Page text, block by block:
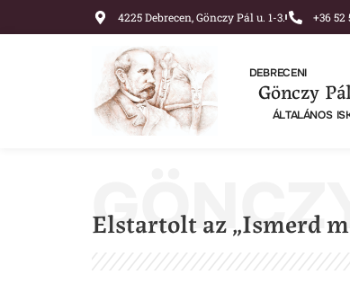
4225 Debrecen, Gönczy Pál u. 1-3. +36 52
DEBRECENI
Gönczy
ÁLTALÁNOS
Elstartolt az „Ismerd